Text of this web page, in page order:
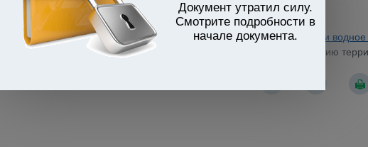
Документ утратил силу.
Смотрите подробности в
начале документа.
УЗБЕКИСТАНА
Отдельные отрасли экономики Утратившие силу акты / Сельское и водное
по контрактации и расчетам за хлопок и хлопковую продукцию
N 7 к Постановлению КМ РУз от 12.06.2001 г. N 252)